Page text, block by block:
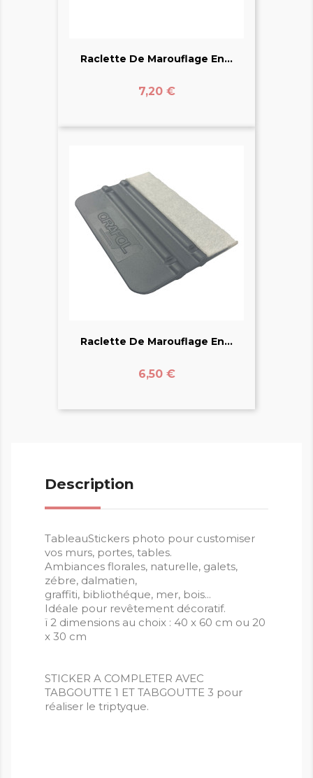
Raclette De Marouflage En...
Prix
7,20 €
Raclette De Marouflage En...
Prix
6,50 €
Description
TableauStickers photo pour customiser
vos murs, portes, tables.
Ambiances florales, naturelle, galets,
zébre, dalmatien,
graffiti, bibliothéque, mer, bois...
Idéale pour revêtement décoratif.
ï 2 dimensions au choix : 40 x 60 cm ou 20
x 30 cm
STICKER A COMPLETER AVEC
TABGOUTTE 1 ET TABGOUTTE 3 pour
réaliser le triptyque.